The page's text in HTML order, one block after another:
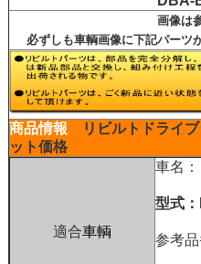
画像は
必ずしも車輌画像に下記パーツ
商品情報 リビルトドライ
ット価格
適合車輌
車名：
型式：
参考品